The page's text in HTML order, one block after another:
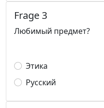
Frage 3
Любимый предмет?
Этика
Русский